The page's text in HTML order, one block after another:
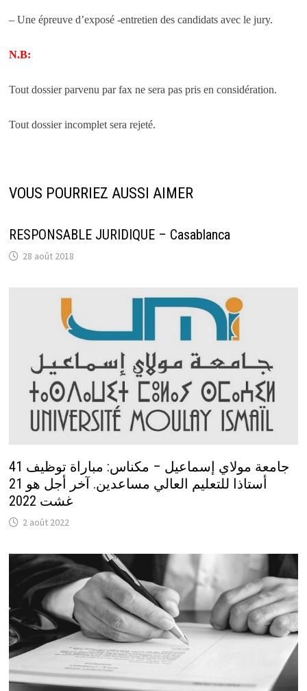
– Une épreuve d’exposé -entretien des candidats avec le jury.
N.B:
Tout dossier parvenu par fax ne sera pas pris en considération.
Tout dossier incomplet sera rejeté.
VOUS POURRIEZ AUSSI AIMER
RESPONSABLE JURIDIQUE – Casablanca
28 août 2018
جامعة مولاي إسماعيل – مكناس: مباراة توظيف 41
أستاذا للتعليم العالي مساعدين. آخر أجل هو 21
غشت 2022
2 août 2022